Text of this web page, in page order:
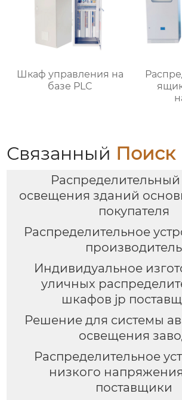
Шкаф управления на
базе PLC
Связанный Поиск
освещения зданий
покупателя
Распределительное
производитель
Индивидуальное
уличных
шкафов jp
Решение для системы
освещения
Распределительное
низкого
поставщики